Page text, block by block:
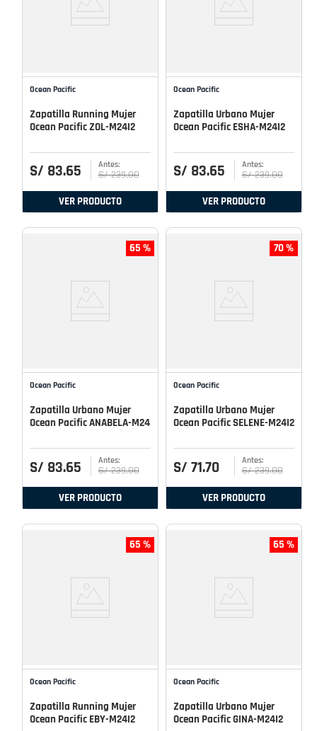
Ocean Pacific
Zapatilla Running Mujer
Ocean Pacific ZOL-M24I2
S/ 83.65 S/ 239.00
VER PRODUCTO
Ocean Pacific
Zapatilla Urbano Mujer
Ocean Pacific ESHA-M24I2
S/ 83.65 S/ 239.00
VER PRODUCTO
65 %
Ocean Pacific
Zapatilla Urbano Mujer
Ocean Pacific ANABELA-M24
S/ 83.65 S/ 239.00
VER PRODUCTO
70 %
Ocean Pacific
Zapatilla Urbano Mujer
Ocean Pacific SELENE-M24I2
S/ 71.70 S/ 239.00
VER PRODUCTO
65 %
Ocean Pacific
Zapatilla Running Mujer
Ocean Pacific EBY-M24I2
65 %
Ocean Pacific
Zapatilla Urbano Mujer
Ocean Pacific GINA-M24I2